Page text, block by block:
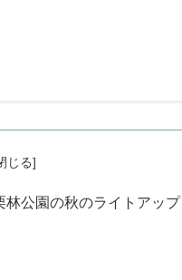
林公園の秋のライトアップ